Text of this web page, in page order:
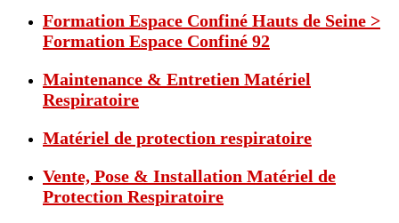
Formation Espace Confiné Hauts de Seine >
Formation Espace Confiné 92
Maintenance & Entretien Matériel
Respiratoire
Matériel de protection respiratoire
Vente, Pose & Installation Matériel de
Protection Respiratoire